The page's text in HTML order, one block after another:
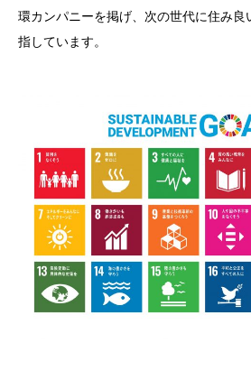
環カンパニーを掲げ、次の世代に住み良
指しています。